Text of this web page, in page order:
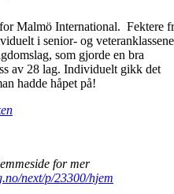
Malmö International. Fektere
i senior- og
som gjorde en bra
av 28 lag. Individuelt gikk det
hadde håpet på!
for mer
next/p/23300/hjem